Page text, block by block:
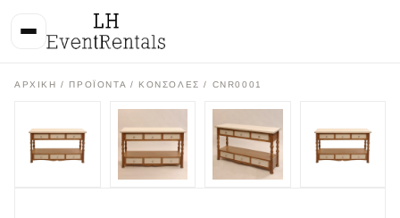
ΑΡΧΙΚΉ / ΠΡΟΪΌΝΤΑ / ΚΟΝΣΟΛΕΣ / CNR0001